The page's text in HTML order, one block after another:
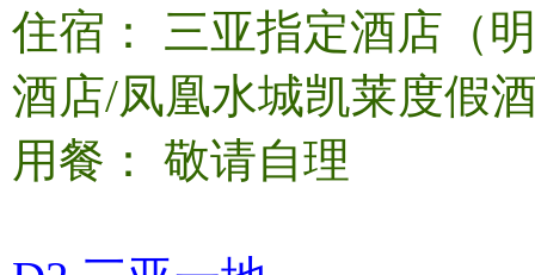
住宿： 三亚指定酒店（
酒店/凤凰水城凯莱度假
用餐： 敬请自理